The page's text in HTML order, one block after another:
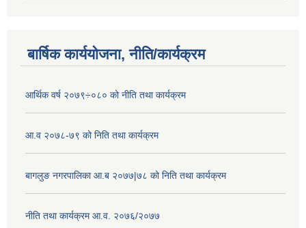
बार्षिक कार्ययोजना, नीति/कार्यक्रम
आर्थिक वर्ष २०७९÷०८० को नीति तथा कार्यक्रम
आ.व २०७८-७९ को निति तथा कार्यक्रम
बागलुङ नगरपालिका आ.ब २०७७|७८ को निति तथा कार्यक्रम
नीति तथा कार्यक्रम आ.व. २०७६/२०७७